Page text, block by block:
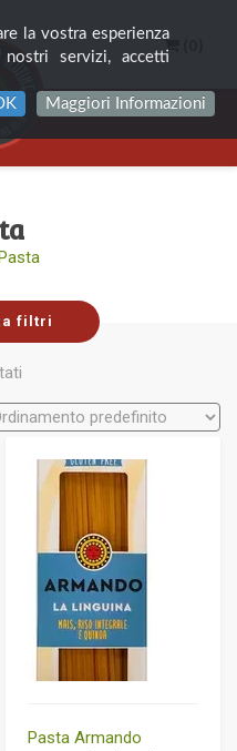
filtri
Pasta Armando
la vostra esperienza
servizi, accetti
Maggiori Informazioni